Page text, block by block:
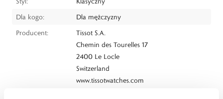
Dla kogo:
Dla mężczyzny
Producent:
Tissot S.A.
Chemin des Tourelles 17
2400 Le Locle
Switzerland
www.tissotwatches.com